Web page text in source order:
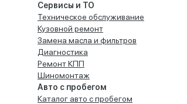
Сервисы и ТО
Техническое обслуживание
Кузовной ремонт
Замена масла и фильтров
Диагностика
Ремонт КПП
Шиномонтаж
Авто с пробегом
Каталог авто с пробегом